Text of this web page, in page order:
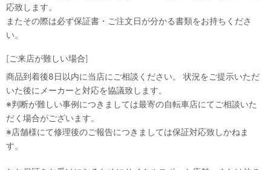
応致します。
またその際は必ず保証書・ご注文日が分かる書類をお持ちくださ
い。
[ご来店が難しい場合]
商品到着後8日以内に当店にご相談ください。 状況をご提示いただ
いた後にメーカーと対応を協議致します。
※判断が難しい事例につきましては最寄の自転車店にてご相談いた
だく場合がございます。
※店舗様にて修理後のご報告につきましては保証対応致しかねま
す。